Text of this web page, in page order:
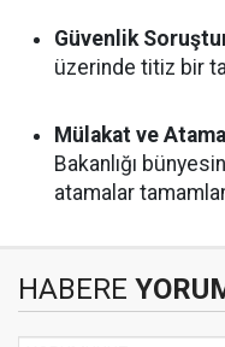
Güvenlik
üzerinde titiz bir
Mülakat ve
Bakanlığı
atamalar
HABERE